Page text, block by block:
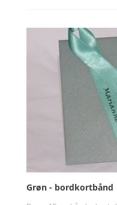
Grøn - bordkortbånd